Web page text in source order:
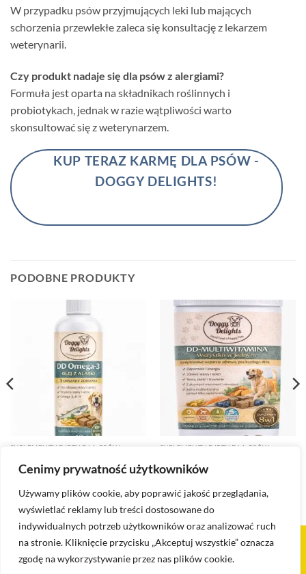
Cenimy prywatność użytkowników
Używamy plików cookie, aby poprawić jakość przeglądania,
wyświetlać reklamy lub treści dostosowane do
indywidualnych potrzeb użytkowników oraz analizować ruch
na stronie. Kliknięcie przycisku „Akceptuj wszystkie” oznacza
zgodę na wykorzystywanie przez nas plików cookie.
W przypadku psów przyjmujących leki lub mających
schorzenia przewlekłe zaleca się konsultację z lekarzem
weterynarii.
Czy produkt nadaje się dla psów z alergiami?
Formuła jest oparta na składnikach roślinnych i
probiotykach, jednak w razie wątpliwości warto
skonsultować się z weterynarzem.
KUP TERAZ KARMĘ DLA PSÓW -
DOGGY DELIGHTS!
PODOBNE PRODUKTY
SUPLEMENTY DIETY DLA PSÓW
dla psów z olejem z Alaski
SUPLEMENTY DIETY DLA PSÓW
wsparcie zdrowia psa
Visa PayPal Stripe MasterCard
Cash